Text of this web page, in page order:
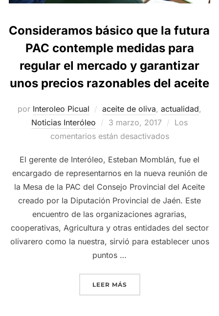
Consideramos básico que la futura
PAC contemple medidas para
regular el mercado y garantizar
unos precios razonables del aceite
por Interoleo Picual aceite de oliva, actualidad,
Noticias Interóleo
Publicado
el
3 marzo, 2017
Los
comentarios están desactivados
El gerente de Interóleo, Esteban Momblán, fue el
encargado de representarnos en la nueva reunión de
la Mesa de la PAC del Consejo Provincial del Aceite
creado por la Diputación Provincial de Jaén. Este
encuentro de las organizaciones agrarias,
cooperativas, Agricultura y otras entidades del sector
olivarero como la nuestra, sirvió para establecer unos
puntos …
LEER MÁS«CONSIDERAMOS